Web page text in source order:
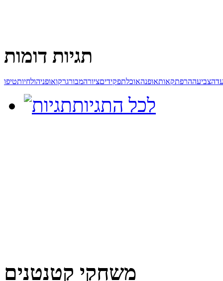
תגיות דומות
צביעההרפתקאותאופנהאוכלתפקידיםציורהמבורגרקואופניהולחיותטיפו
לכל התגיות
משחקי קטנטנים